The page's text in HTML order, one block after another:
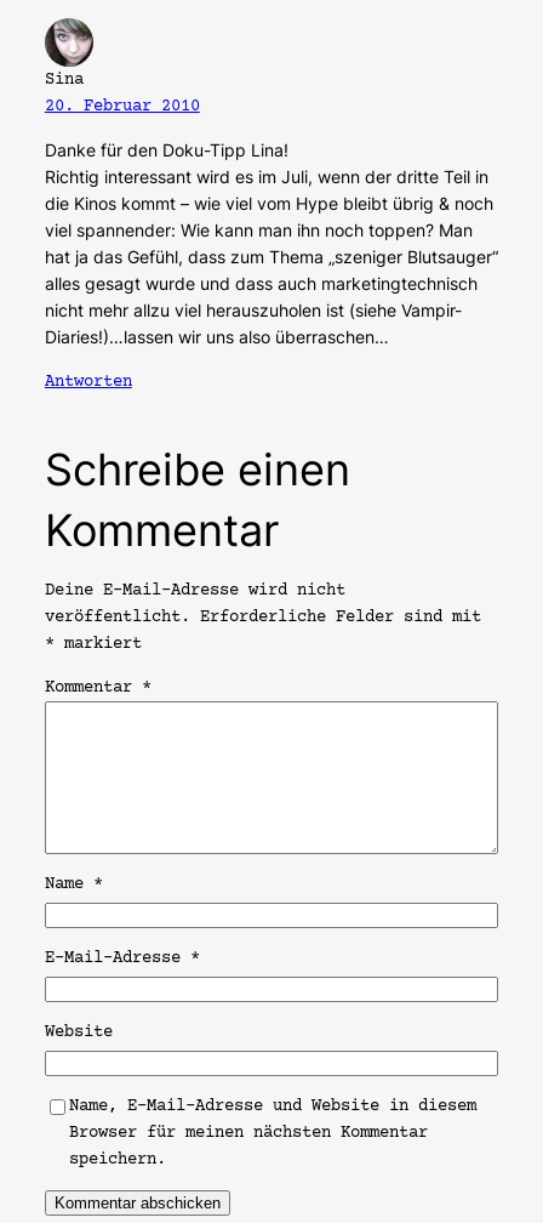
Sina
20. Februar 2010
Danke für den Doku-Tipp Lina!
Richtig interessant wird es im Juli, wenn der dritte Teil in
die Kinos kommt – wie viel vom Hype bleibt übrig & noch
viel spannender: Wie kann man ihn noch toppen? Man
hat ja das Gefühl, dass zum Thema „szeniger Blutsauger“
alles gesagt wurde und dass auch marketingtechnisch
nicht mehr allzu viel herauszuholen ist (siehe Vampir-
Diaries!)…lassen wir uns also überraschen…
Antworten
Schreibe einen
Kommentar
Deine E-Mail-Adresse wird nicht
veröffentlicht.
Erforderliche Felder sind mit
* markiert
Kommentar *
Name *
E-Mail-Adresse *
Website
Name, E-Mail-Adresse und Website in diesem
Browser für meinen nächsten Kommentar
speichern.